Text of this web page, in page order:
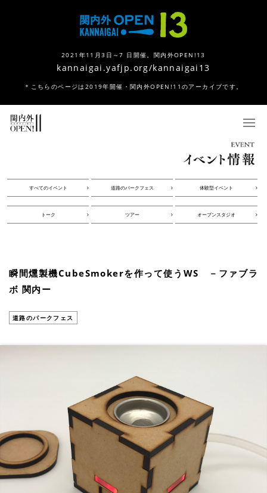
2021年11月3日～7 日開催。関内外OPEN!13
kannaigai.yafjp.org/kannaigai13
＊こちらのページは2019年開催・関内外OPEN!11のアーカイブです。
すべてのイベント 道路のパークフェス 体験型イベント
トーク ツアー オープンスタジオ
瞬間燻製機CubeSmokerを作って使うWS －ファブラ
ボ 関内ー
道路のパークフェス